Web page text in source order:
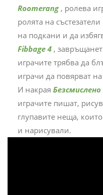
Roomerang , ролева
ролята на
на подкани и да
Fibbage 4 ,
играчите трябва да
играчи да повярват
И накрая Безсмислено
играчите пишат,
глупавите неща,
и нарисували.